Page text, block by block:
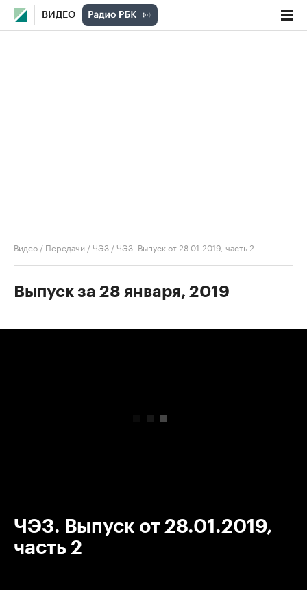
ВИДЕО
Видео / Передачи /ЧЭЗ /ЧЭЗ. Выпуск от 28.01.2019, часть 2
Выпуск за 28 января, 2019
ЧЭЗ. Выпуск от 28.01.2019,
часть 2